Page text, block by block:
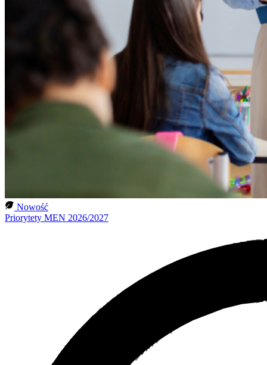
Nowość
Priorytety MEN 2026/2027